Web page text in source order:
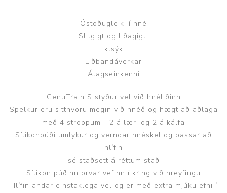
Óstöðugleiki í hné
Slitgigt og liðagigt
Iktsýki
Liðbandáverkar
Álagseinkenni
GenuTrain S styður vel við hnéliðinn
Spelkur eru sitthvoru megin við hnéð og hægt að aðlaga
með 4 ströppum - 2 á læri og 2 á kálfa
Sílikonpúði umlykur og verndar hnéskel og passar að
hlífin
sé staðsett á réttum stað
Sílikon púðinn örvar vefinn í kring við hreyfingu
Hlífin andar einstaklega vel og er með extra mjúku efni í